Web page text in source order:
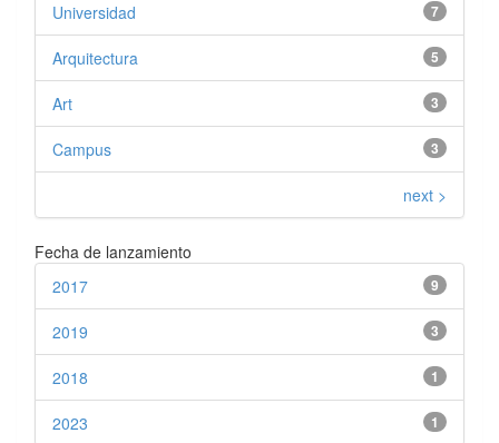
7
Universidad
5
Arquitectura
3
Art
3
Campus
next >
Fecha de lanzamiento
9
2017
3
2019
1
2018
1
2023